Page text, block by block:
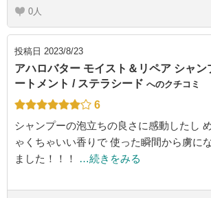
0
投稿日 2023/8/23
アハロバター モイスト＆リペア シャン
ートメント / ステラシード へのクチコミ
6
シャンプーの泡立ちの良さに感動したし
ゃくちゃいい香りで 使った瞬間から虜に
ました！！！
…続きをみる